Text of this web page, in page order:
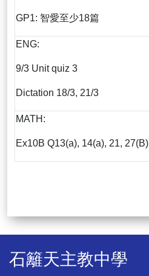
GP1: 智愛至少18篇
ENG:
9/3 Unit quiz 3
Dictation 18/3, 21/3
MATH:
Ex10B Q13(a), 14(a), 21, 27(B)
石籬天主教中學